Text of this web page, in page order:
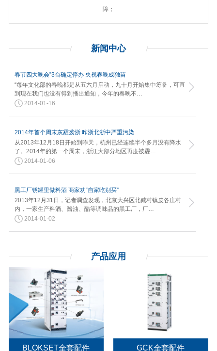
障；
新闻 中心
春节四大晚会”3台确定停办 央视春晚成独苗
“每年文化部的春晚都是从五六月启动，九十月开始集中筹备，可直
到现在我们也没有得到播出通知，今年的春晚不…
2014-01-16
2014年首个周末灰霾袭浙 昨浙北浙中严重污染
从2013年12月18日开始到昨天，杭州已经连续半个多月没有降水
了。2014年的第一个周末，浙江大部分地区再度被霾…
2014-01-06
黑工厂锈罐里做料酒 商家劝“自家吃别买”
2013年12月31日，记者调查发现，北京大兴区北臧村镇皮各庄村
内，一家生产料酒、酱油、醋等调味品的黑工厂，厂…
2014-01-02
产品应用
BLOKSET全套配件 GCK全套配件